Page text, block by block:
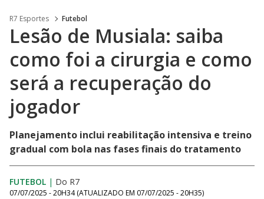
R7 Esportes Futebol
Lesão de Musiala: saiba
como foi a cirurgia e como
será a recuperação do
jogador
Planejamento inclui reabilitação intensiva e treino
gradual com bola nas fases finais do tratamento
FUTEBOL | Do R7
07/07/2025 - 20H34 (ATUALIZADO EM 07/07/2025 - 20H35)